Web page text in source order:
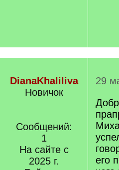
DianaKhaliliva
Новичок
Сообщений:
1
На сайте с
2025 г.
29
его